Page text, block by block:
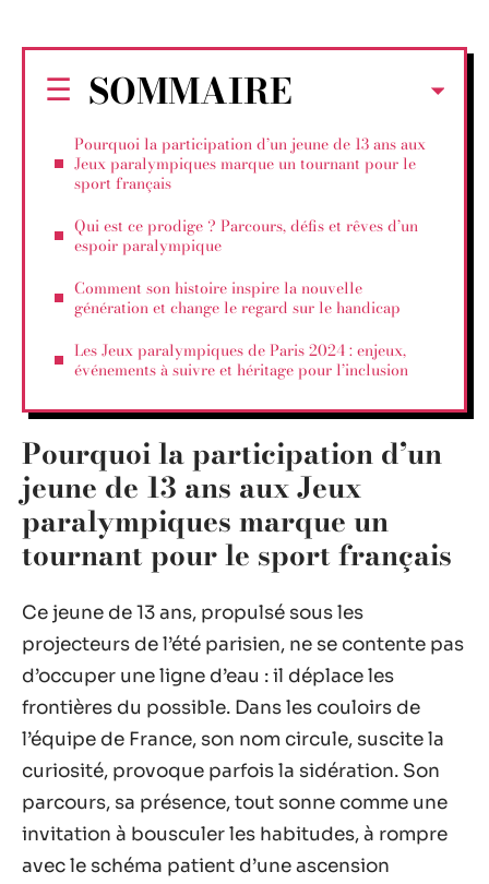
SOMMAIRE
Pourquoi la participation d’un jeune de 13 ans aux
Jeux paralympiques marque un tournant pour le
sport français
Qui est ce prodige ? Parcours, défis et rêves d’un
espoir paralympique
Comment son histoire inspire la nouvelle
génération et change le regard sur le handicap
Les Jeux paralympiques de Paris 2024 : enjeux,
événements à suivre et héritage pour l’inclusion
Pourquoi la participation d’un
jeune de 13 ans aux Jeux
paralympiques marque un
tournant pour le sport français
Ce jeune de 13 ans, propulsé sous les
projecteurs de l’été parisien, ne se contente pas
d’occuper une ligne d’eau : il déplace les
frontières du possible. Dans les couloirs de
l’équipe de France, son nom circule, suscite la
curiosité, provoque parfois la sidération. Son
parcours, sa présence, tout sonne comme une
invitation à bousculer les habitudes, à rompre
avec le schéma patient d’une ascension